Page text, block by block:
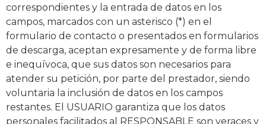
correspondientes y la entrada de datos en los
campos, marcados con un asterisco (*) en el
formulario de contacto o presentados en formularios
de descarga, aceptan expresamente y de forma libre
e inequívoca, que sus datos son necesarios para
atender su petición, por parte del prestador, siendo
voluntaria la inclusión de datos en los campos
restantes. El USUARIO garantiza que los datos
personales facilitados al RESPONSABLE son veraces y